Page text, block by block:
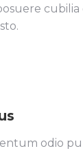
cubilia
odio